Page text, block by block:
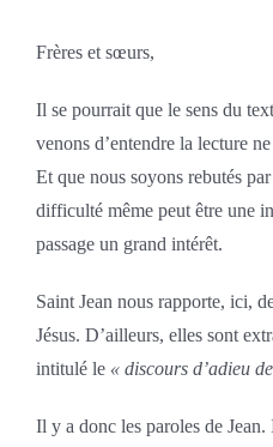
Frères et sœurs,
Il se pourrait que le sens du
venons d’entendre la lecture
Et que nous soyons rebutés
difficulté même peut être une
passage un grand intérêt.
Saint Jean nous rapporte, ici,
Jésus. D’ailleurs, elles sont
intitulé le « discours d’adieu
Il y a donc les paroles de Jean.